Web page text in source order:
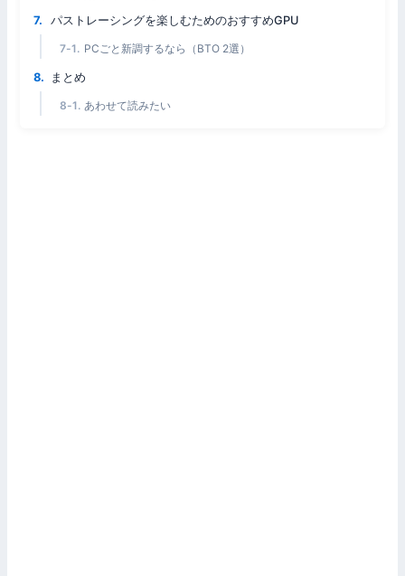
パストレーシングを楽しむためのおすすめGPU
PCごと新調するなら（BTO 2選）
まとめ
あわせて読みたい